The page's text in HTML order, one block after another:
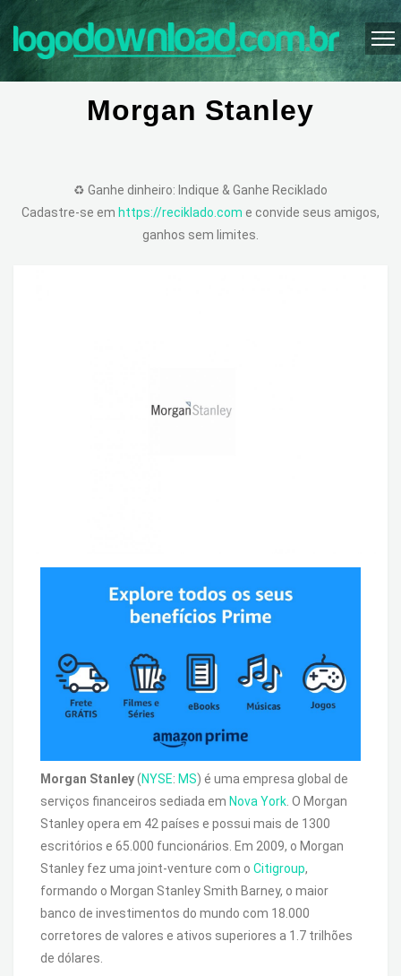
Morgan Stanley
♻️ Ganhe dinheiro: Indique & Ganhe Reciklado
Cadastre-se em https://reciklado.com e convide seus amigos,
ganhos sem limites.
Morgan Stanley(NYSE: MS) é uma empresa global de
serviços financeiros sediada em Nova York . O Morgan
Stanley opera em 42 países e possui mais de 1300
escritórios e 65.000 funcionários. Em 2009, o Morgan
Stanley fez uma joint-venture com o Citigroup,
formando o Morgan Stanley Smith Barney, o maior
banco de investimentos do mundo com 18.000
corretores de valores e ativos superiores a 1.7 trilhões
de dólares.